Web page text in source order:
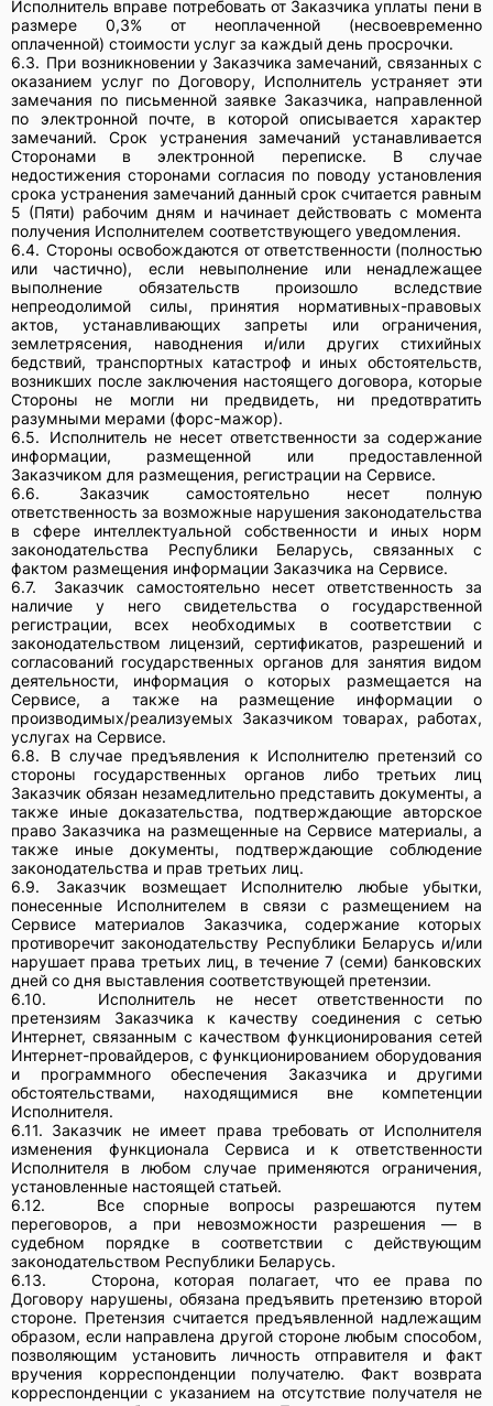
Исполнитель вправе потребовать от Заказчика уплаты пени в
размере 0,3% от неоплаченной (несвоевременно
оплаченной) стоимости услуг за каждый день просрочки.
6.3. При возникновении у Заказчика замечаний, связанных с
оказанием услуг по Договору, Исполнитель устраняет эти
замечания по письменной заявке Заказчика, направленной
по электронной почте, в которой описывается характер
замечаний. Срок устранения замечаний устанавливается
Сторонами в электронной переписке. В случае
недостижения сторонами согласия по поводу установления
срока устранения замечаний данный срок считается равным
5 (Пяти) рабочим дням и начинает действовать с момента
получения Исполнителем соответствующего уведомления.
6.4. Стороны освобождаются от ответственности (полностью
или частично), если невыполнение или ненадлежащее
выполнение обязательств произошло вследствие
непреодолимой силы, принятия нормативных-правовых
актов, устанавливающих запреты или ограничения,
землетрясения, наводнения и/или других стихийных
бедствий, транспортных катастроф и иных обстоятельств,
возникших после заключения настоящего договора, которые
Стороны не могли ни предвидеть, ни предотвратить
разумными мерами (форс-мажор).
6.5.
Исполнитель не несет ответственности за содержание
информации, размещенной или предоставленной
Заказчиком для размещения, регистрации на Сервисе.
6.6.
Заказчик самостоятельно несет полную
ответственность за возможные нарушения законодательства
в сфере интеллектуальной собственности и иных норм
законодательства Республики Беларусь, связанных с
фактом размещения информации Заказчика на Сервисе.
6.7.
Заказчик самостоятельно несет ответственность за
наличие у него свидетельства о государственной
регистрации, всех необходимых в соответствии с
законодательством лицензий, сертификатов, разрешений и
согласований государственных органов для занятия видом
деятельности, информация о которых размещается на
Сервисе, а также на размещение информации о
производимых/реализуемых Заказчиком товарах, работах,
услугах на Сервисе.
6.8.
В случае предъявления к Исполнителю претензий со
стороны государственных органов либо третьих лиц
Заказчик обязан незамедлительно представить документы, а
также иные доказательства, подтверждающие авторское
право Заказчика на размещенные на Сервисе материалы, а
также иные документы, подтверждающие соблюдение
законодательства и прав третьих лиц.
6.9.
Заказчик возмещает Исполнителю любые убытки,
понесенные Исполнителем в связи с размещением на
Сервисе материалов Заказчика, содержание которых
противоречит законодательству Республики Беларусь и/или
нарушает права третьих лиц, в течение 7 (семи) банковских
дней со дня выставления соответствующей претензии.
6.10.
Исполнитель не несет ответственности по
претензиям Заказчика к качеству соединения с сетью
Интернет, связанным с качеством функционирования сетей
Интернет-провайдеров, с функционированием оборудования
и программного обеспечения Заказчика и другими
обстоятельствами, находящимися вне компетенции
Исполнителя.
6.11. Заказчик не имеет права требовать от Исполнителя
изменения функционала Сервиса и к ответственности
Исполнителя в любом случае применяются ограничения,
установленные настоящей статьей.
6.12.
Все спорные вопросы разрешаются путем
переговоров, а при невозможности разрешения — в
судебном порядке в соответствии с действующим
законодательством Республики Беларусь.
6.13.
Сторона, которая полагает, что ее права по
Договору нарушены, обязана предъявить претензию второй
стороне. Претензия считается предъявленной надлежащим
образом, если направлена другой стороне любым способом,
позволяющим установить личность отправителя и факт
вручения корреспонденции получателю. Факт возврата
корреспонденции с указанием на отсутствие получателя не